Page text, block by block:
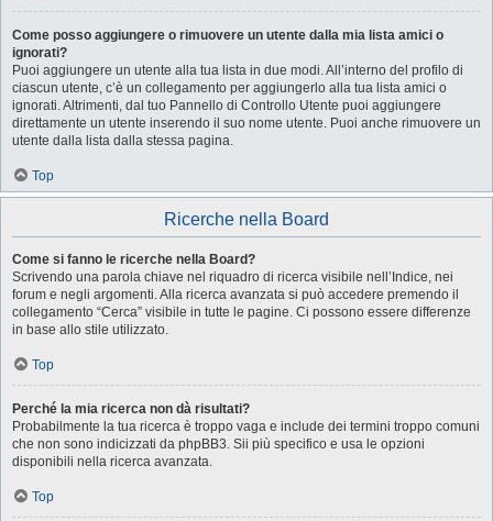
Come posso aggiungere o rimuovere un utente dalla mia lista amici o
ignorati?
Puoi aggiungere un utente alla tua lista in due modi. All’interno del profilo di
ciascun utente, c’è un collegamento per aggiungerlo alla tua lista amici o
ignorati. Altrimenti, dal tuo Pannello di Controllo Utente puoi aggiungere
direttamente un utente inserendo il suo nome utente. Puoi anche rimuovere un
utente dalla lista dalla stessa pagina.
Top
Ricerche nella Board
Come si fanno le ricerche nella Board?
Scrivendo una parola chiave nel riquadro di ricerca visibile nell’Indice, nei
forum e negli argomenti. Alla ricerca avanzata si può accedere premendo il
collegamento “Cerca” visibile in tutte le pagine. Ci possono essere differenze
in base allo stile utilizzato.
Top
Perché la mia ricerca non dà risultati?
Probabilmente la tua ricerca è troppo vaga e include dei termini troppo comuni
che non sono indicizzati da phpBB3. Sii più specifico e usa le opzioni
disponibili nella ricerca avanzata.
Top